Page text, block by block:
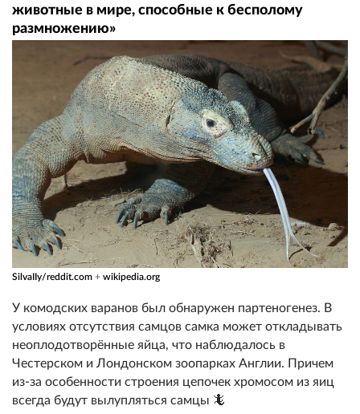
животные в мире, способные к бесполому
размножению»
SilvaIIy/reddit.com + wikipedia.org
У комодских варанов был обнаружен партеногенез. В
условиях отсутствия самцов самка может откладывать
неоплодотворённые яйца, что наблюдалось в
Честерском и Лондонском зоопарках Англии. Причем
из-за особенности строения цепочек хромосом из яиц
всегда будут вылупляться самцы 🦎